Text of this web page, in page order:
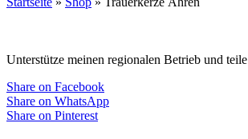
Unterstütze meinen regionalen Betrieb und teile
Share on Facebook
Share on WhatsApp
Share on Pinterest